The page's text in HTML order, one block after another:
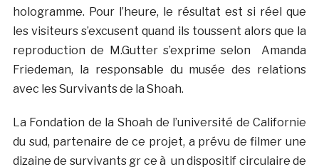
hologramme. Pour l’heure, le résultat est si réel que
les visiteurs s’excusent quand ils toussent alors que la
reproduction de M.Gutter s’exprime selon Amanda
Friedeman, la responsable du musée des relations
avec les Survivants de la Shoah.
La Fondation de la Shoah de l’université de Californie
du sud, partenaire de ce projet, a prévu de filmer une
dizaine de survivants gr ce à un dispositif circulaire de